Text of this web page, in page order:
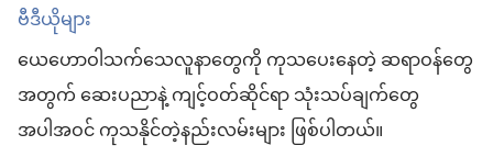
ဗီဒီယိုများ
ယေဟောဝါသက်သေလူနာတွေကို ကုသပေးနေတဲ့ ဆရာဝန်တွေ
အတွက် ဆေးပညာနဲ့ ကျင့်ဝတ်ဆိုင်ရာ သုံးသပ်ချက်တွေ
အပါအဝင် ကုသနိုင်တဲ့နည်းလမ်းများ ဖြစ်ပါတယ်။